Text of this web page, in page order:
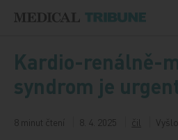
Kardio-renálně-
syndrom je
8 minut čtení 8. 4. 2025 čil